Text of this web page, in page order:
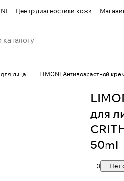
Центр диагностики кожи
лица LIMONI Антивозрастной
для
50ml
0 Нет